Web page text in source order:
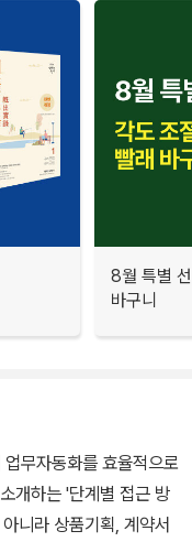
8월 특별
바구니
무자동화를 효율적으로
개하는 '단계별 접근 방
니라 상품기획, 계약서